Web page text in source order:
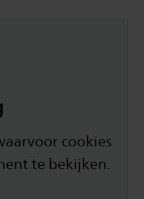
cookies
te bekijken.